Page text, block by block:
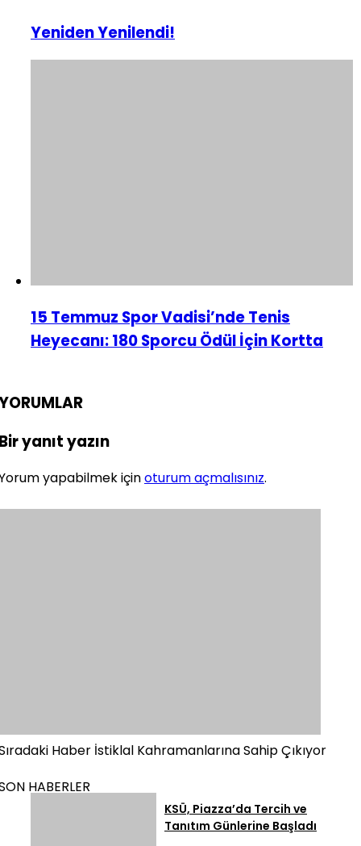
Yeniden Yenilendi!
15 Temmuz Spor Vadisi’nde Tenis
Heyecanı: 180 Sporcu Ödül İçin Kortta
yanıt yazın
yapabilmek içinoturum açmalısınız.
Haber İstiklal Kahramanlarına Sahip Çıkıyor
HABERLER
KSÜ, Piazza’da Tercih ve
Tanıtım Günlerine Başladı